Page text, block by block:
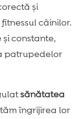
și
câinilor.
constante,
patrupedelor
sănătatea
îngrijirea lor